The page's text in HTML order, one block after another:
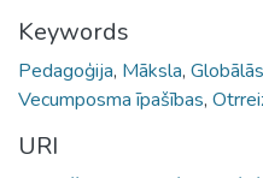
Keywords
Pedagoģija, Māksla,
Vecumposma īpašības,
URI